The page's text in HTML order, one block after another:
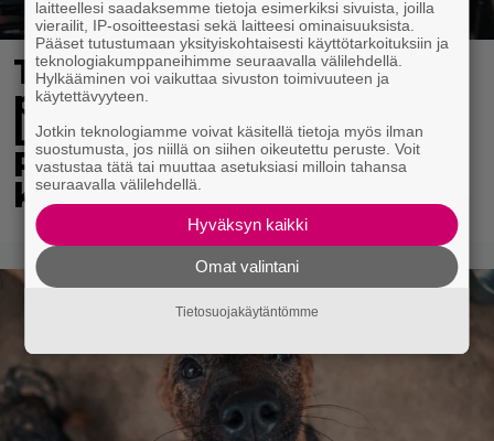
Tv-ohjelman juontaja
pudotti Linda
Lampeniuksen viulun –
Pete Parkkonen pakeni
kauhuissaan paikalta
laitteellesi saadaksemme tietoja esimerkiksi sivuista, joilla
vierailit, IP-osoitteestasi sekä laitteesi ominaisuuksista.
Pääset tutustumaan yksityiskohtaisesti käyttötarkoituksiin ja
teknologiakumppaneihimme seuraavalla välilehdellä.
Hylkääminen voi vaikuttaa sivuston toimivuuteen ja
käytettävyyteen.
Jotkin teknologiamme voivat käsitellä tietoja myös ilman
suostumusta, jos niillä on siihen oikeutettu peruste. Voit
vastustaa tätä tai muuttaa asetuksiasi milloin tahansa
seuraavalla välilehdellä.
Hyväksyn kaikki
Omat valintani
Tietosuojakäytäntömme